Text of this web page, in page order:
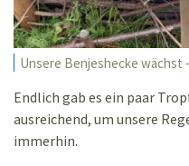
Unsere Benjeshecke wächst
Endlich gab es ein paar
ausreichend, um unsere
immerhin.